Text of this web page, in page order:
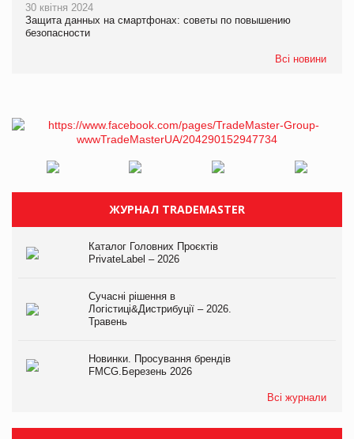
30 квітня 2024
Защита данных на смартфонах: советы по повышению
безопасности
Всі новини
ЖУРНАЛ TRADEMASTER
Каталог Головних Проєктів
PrivateLabel – 2026
Сучасні рішення в
Логістиці&Дистрибуції – 2026.
Травень
Новинки. Просування брендів
FMCG.Березень 2026
Всі журнали